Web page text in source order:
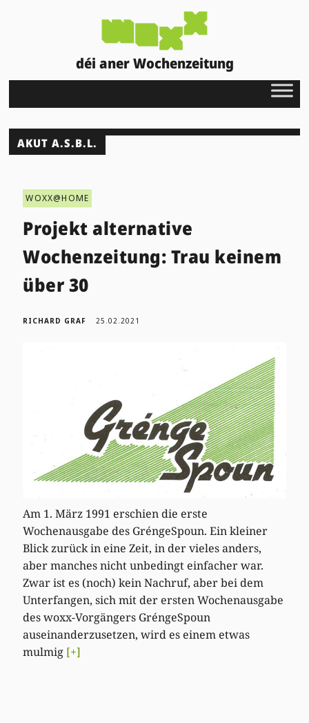
déi aner Wochenzeitung
AKUT A.S.B.L.
WOXX@HOME
Projekt alternative
Wochenzeitung: Trau keinem
über 30
RICHARD GRAF 25.02.2021
Am 1. März 1991 erschien die erste
Wochenausgabe des GréngeSpoun. Ein kleiner
Blick zurück in eine Zeit, in der vieles anders,
aber manches nicht unbedingt einfacher war.
Zwar ist es (noch) kein Nachruf, aber bei dem
Unterfangen, sich mit der ersten Wochenausgabe
des woxx-Vorgängers GréngeSpoun
auseinanderzusetzen, wird es einem etwas
mulmig [+]